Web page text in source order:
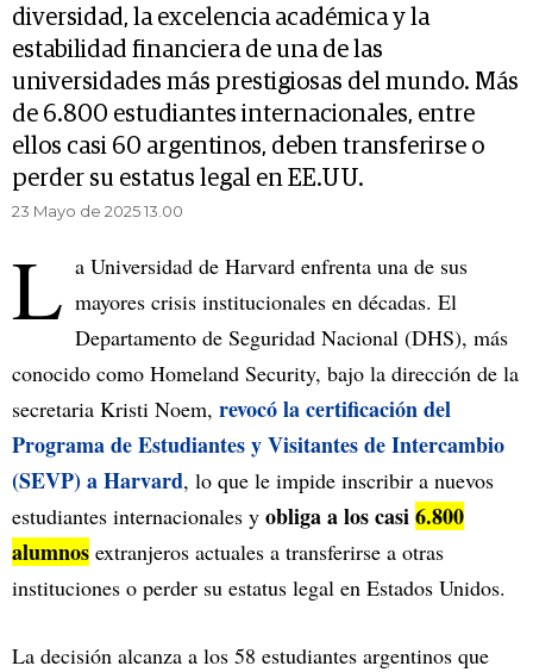
diversidad, la excelencia académica y la
estabilidad financiera de una de las
universidades más prestigiosas del mundo. Más
de 6.800 estudiantes internacionales, entre
ellos casi 60 argentinos, deben transferirse o
perder su estatus legal en EE.UU.
23 Mayo de 2025 13.00
L a Universidad de Harvard enfrenta una de sus
mayores crisis institucionales en décadas. El
Departamento de Seguridad Nacional (DHS), más
conocido como Homeland Security, bajo la dirección de la
secretaria Kristi Noem, revocó la certificación del
Programa de Estudiantes y Visitantes de Intercambio
(SEVP) a Harvard, lo que le impide inscribir a nuevos
estudiantes internacionales y obliga a los casi6.800
alumnos extranjeros actuales a transferirse a otras
instituciones o perder su estatus legal en Estados Unidos.
La decisión alcanza a los 58 estudiantes argentinos que